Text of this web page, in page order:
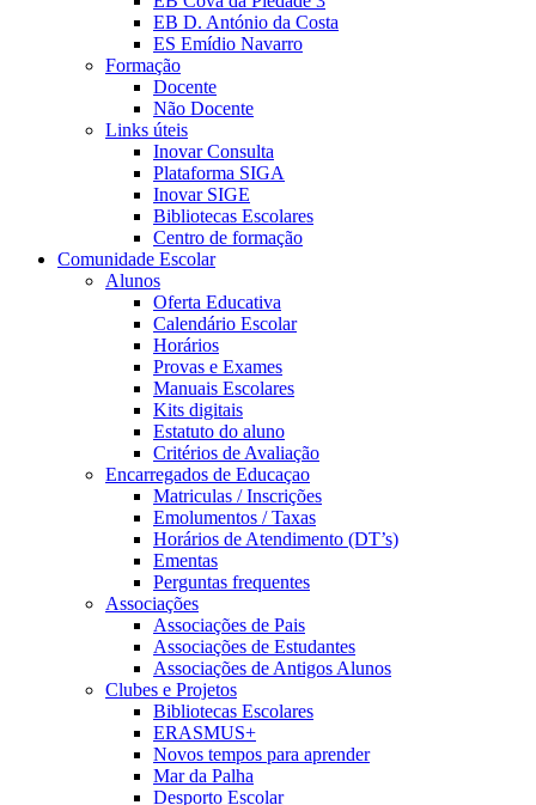
EB D. António da Costa
ES Emídio Navarro
Formação
Docente
Não Docente
Links úteis
Inovar Consulta
Plataforma SIGA
Inovar SIGE
Bibliotecas Escolares
Centro de formação
Comunidade Escolar
Alunos
Oferta Educativa
Calendário Escolar
Horários
Provas e Exames
Manuais Escolares
Kits digitais
Estatuto do aluno
Critérios de Avaliação
Encarregados de Educaçao
Matriculas / Inscrições
Emolumentos / Taxas
Horários de Atendimento (DT’s)
Ementas
Perguntas frequentes
Associações
Associações de Pais
Associações de Estudantes
Associações de Antigos Alunos
Clubes e Projetos
Bibliotecas Escolares
ERASMUS+
Novos tempos para aprender
Mar da Palha
Desporto Escolar